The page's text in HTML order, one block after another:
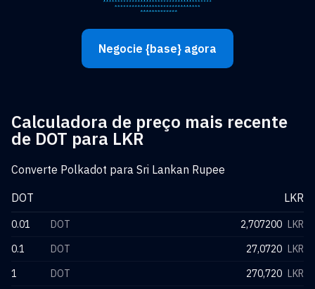
Negocie {base} agora
Calculadora de preço mais recente
de DOT para LKR
Converte Polkadot para Sri Lankan Rupee
DOT
LKR
0.01 DOT 2,707200 LKR
0.1
DOT 27,0720 LKR
1
DOT 270,720 LKR